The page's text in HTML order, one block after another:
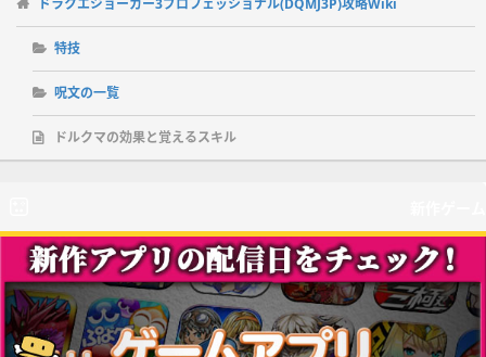
ドラクエジョーカー3プロフェッショナル(DQMJ3P)攻略Wiki
特技
呪文の一覧
ドルクマの効果と覚えるスキル